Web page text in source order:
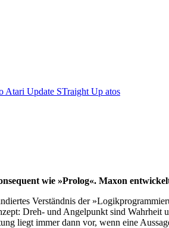
Atari Update STraight Up atos
wie »Prolog«. Maxon
Verständnis der
Dreh- und Angelpunkt sind
liegt immer dann vor, wenn eine